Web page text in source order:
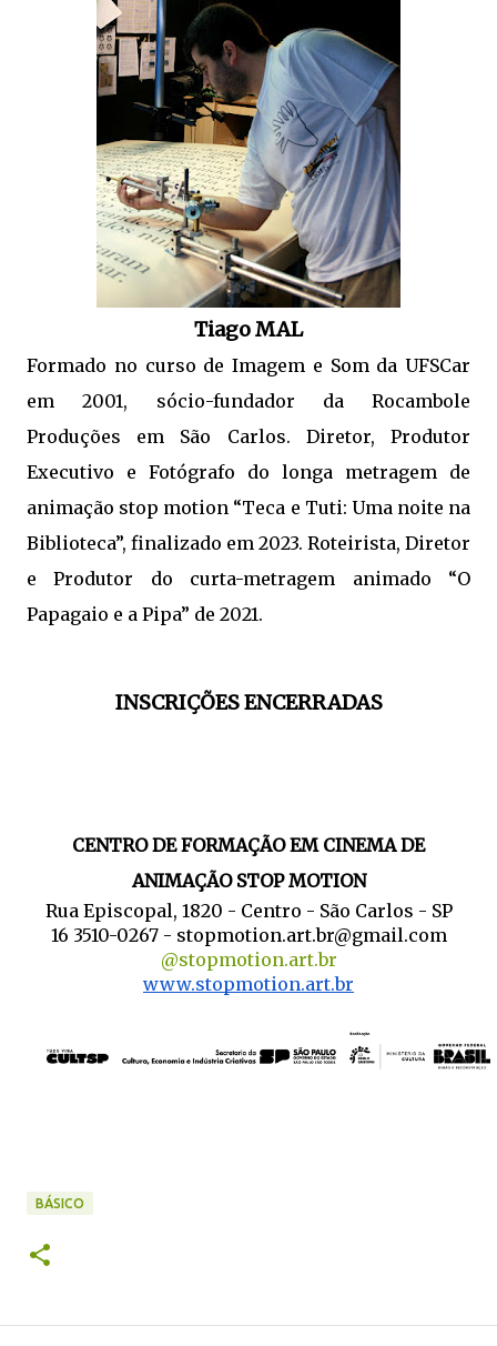
Tiago MAL
Formado no curso de Imagem e Som da UFSCar
em 2001, sócio-fundador da Rocambole
Produções em São Carlos. Diretor, Produtor
Executivo e Fotógrafo do longa metragem de
animação stop motion “Teca e Tuti: Uma noite na
Biblioteca”, finalizado em 2023. Roteirista, Diretor
e Produtor do curta-metragem animado “O
Papagaio e a Pipa” de 2021.
INSCRIÇÕES ENCERRADAS
CENTRO DE FORMAÇÃO EM CINEMA DE
ANIMAÇÃO STOP MOTION
Rua Episcopal, 1820 - Centro - São Carlos - SP
16 3510-0267 - stopmotion.art.br@gmail.com
@stopmotion.art.br
www.stopmotion.art.br
BÁSICO